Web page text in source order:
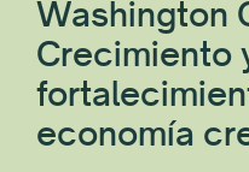
Washington
Crecimiento
economía